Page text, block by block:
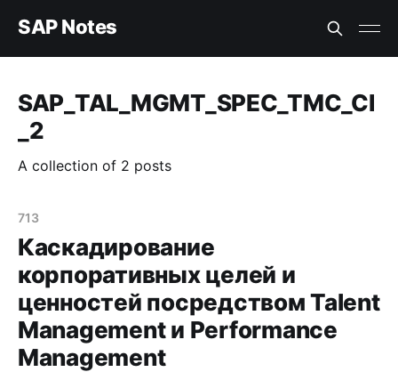
SAP Notes
SAP_TAL_MGMT_SPEC_TMC_CI
_2
A collection of 2 posts
713
Каскадирование
корпоративных целей и
ценностей посредством Talent
Management и Performance
Management